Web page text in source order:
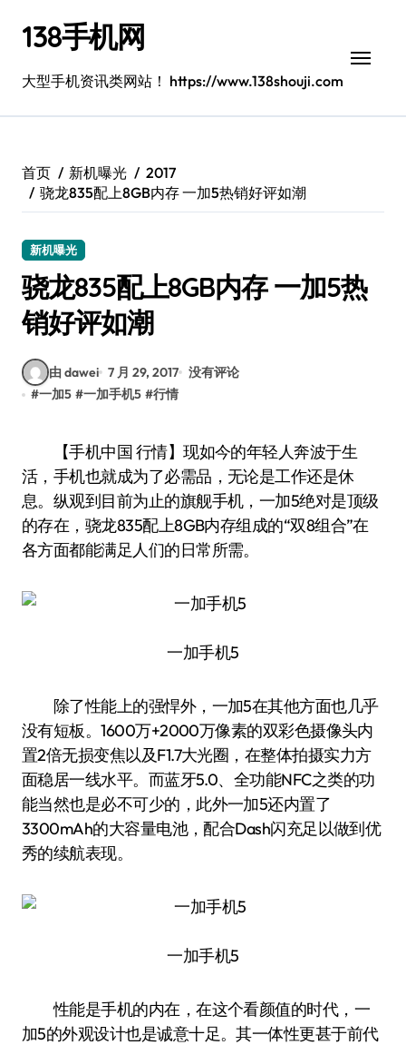
138手机网
大型手机资讯类网站！ https://www.138shouji.com
首页 新机曝光
2017
骁龙835配上8GB内存 一加5热销好评如潮
新机曝光
骁龙835配上8GB内存 一加5热
销好评如潮
由 dawei 7 月 29, 2017 没有评论
#一加5 #一加手机5 #行情
【手机中国 行情】现如今的年轻人奔波于生
活，手机也就成为了必需品，无论是工作还是休
息。纵观到目前为止的旗舰手机，一加5绝对是顶级
的存在，骁龙835配上8GB内存组成的“双8组合”在
各方面都能满足人们的日常所需。
一加手机5
除了性能上的强悍外，一加5在其他方面也几乎
没有短板。1600万+2000万像素的双彩色摄像头内
置2倍无损变焦以及F1.7大光圈，在整体拍摄实力方
面稳居一线水平。而蓝牙5.0、全功能NFC之类的功
能当然也是必不可少的，此外一加5还内置了
3300mAh的大容量电池，配合Dash闪充足以做到优
秀的续航表现。
一加手机5
性能是手机的内在，在这个看颜值的时代，一
加5的外观设计也是诚意十足。其一体性更甚于前代